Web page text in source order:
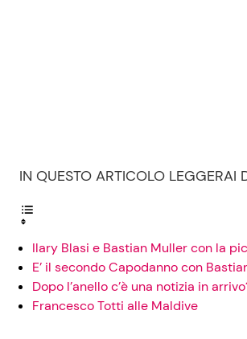
IN QUESTO ARTICOLO LEGGERAI
Ilary Blasi e Bastian Muller con la
E’ il secondo Capodanno con
Dopo l’anello c’è una notizia in
Francesco Totti alle Maldive